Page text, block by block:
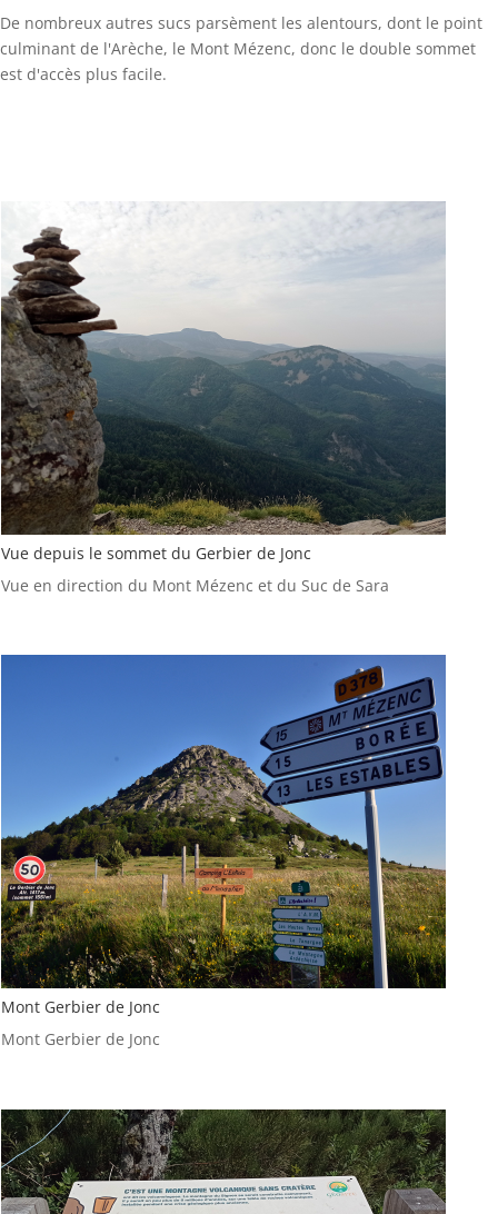
De nombreux autres sucs parsèment les alentours, dont le point
culminant de l'Arèche, le Mont Mézenc, donc le double sommet
est d'accès plus facile.
Vue depuis le sommet du Gerbier de Jonc
Vue en direction du Mont Mézenc et du Suc de Sara
Mont Gerbier de Jonc
Mont Gerbier de Jonc